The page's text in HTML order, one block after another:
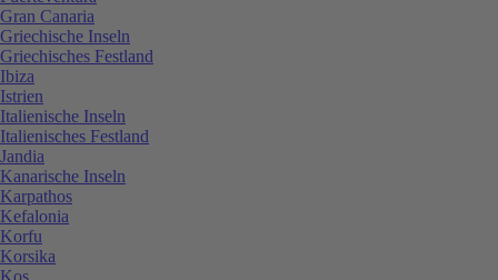
Gran Canaria
Griechische Inseln
Griechisches Festland
Ibiza
Istrien
Italienische Inseln
Italienisches Festland
Jandia
Kanarische Inseln
Karpathos
Kefalonia
Korfu
Korsika
Kos